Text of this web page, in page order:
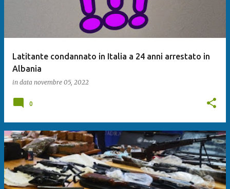
Latitante condannato in Italia a 24 anni arrestato in
Albania
in data novembre 05, 2022
0